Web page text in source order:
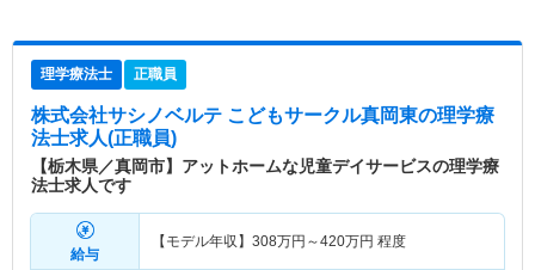
理学療法士 正職員
株式会社サシノベルテ こどもサークル真岡東の理学療
法士求人(正職員)
【栃木県／真岡市】アットホームな児童デイサービスの理学療
法士求人です
給与
【モデル年収】 308万円～420万円 程度